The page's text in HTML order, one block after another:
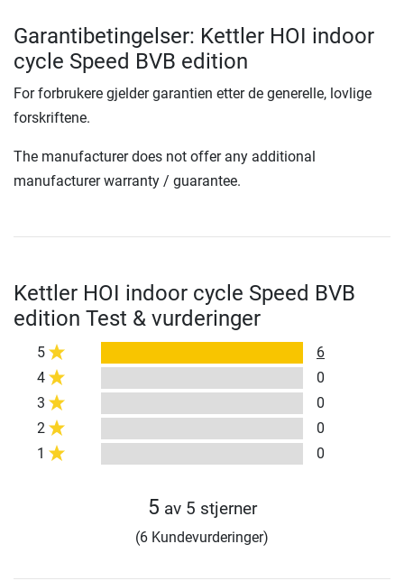
Garantibetingelser: Kettler HOI indoor
cycle Speed BVB edition
For forbrukere gjelder garantien etter de generelle, lovlige
forskriftene.
The manufacturer does not offer any additional
manufacturer warranty / guarantee.
Kettler HOI indoor cycle Speed BVB
edition Test & vurderinger
5
6
4
0
3
0
2
0
1
0
5 av 5 stjerner
(6 Kundevurderinger)